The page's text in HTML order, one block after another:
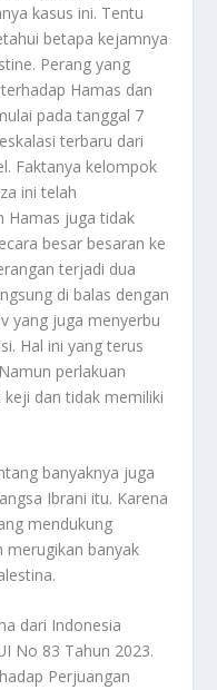
kasus ini. Tentu
betapa kejamnya
Perang yang
Hamas dan
pada tanggal 7
terbaru dari
Faktanya kelompok
ini telah
Hamas juga tidak
besar besaran ke
terjadi dua
di balas dengan
yang juga menyerbu
Hal ini yang terus
perlakuan
dan tidak memiliki
banyaknya juga
Ibrani itu. Karena
mendukung
merugikan banyak
dari Indonesia
No 83 Tahun 2023.
Perjuangan